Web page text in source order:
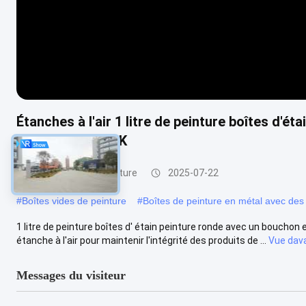
Étanches à l'air 1 litre de peinture boîtes
impression CMYK
Bidons vides de peinture 2025-07-22
#Boîtes vides de peinture #Boîtes de peinture en métal avec
1 litre de peinture boîtes d' étain peinture ronde avec un
étanche à l'air pour maintenir l'intégrité des produits de ...
Vue
Messages du visiteur